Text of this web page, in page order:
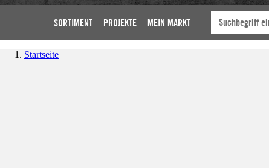
SORTIMENT PROJEKTE MEIN MARKT
Startseite